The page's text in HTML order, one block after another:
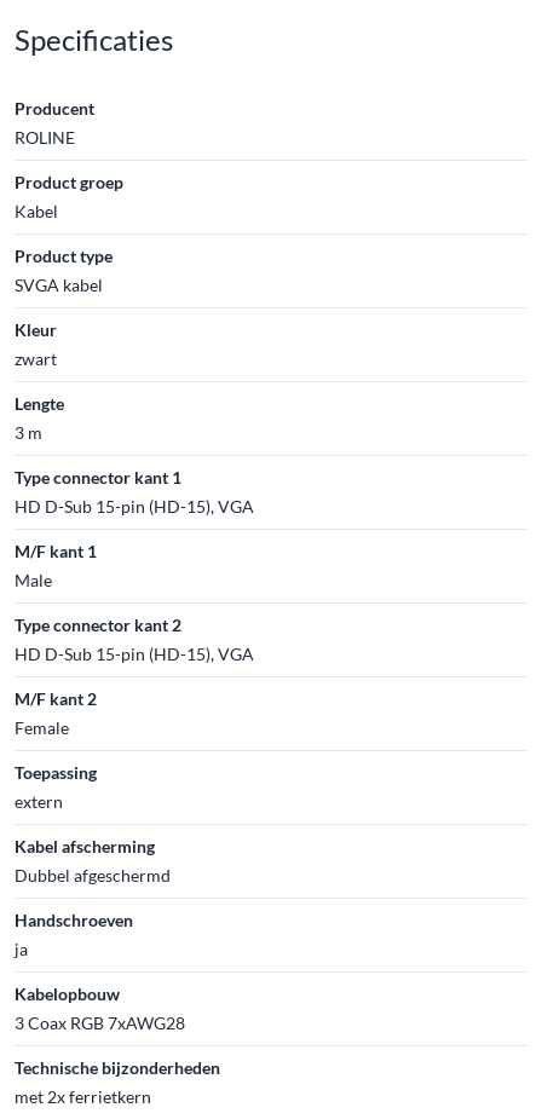
Specificaties
Producent
ROLINE
Product groep
Kabel
Product type
SVGA kabel
Kleur
zwart
Lengte
3 m
Type connector kant 1
HD D-Sub 15-pin (HD-15), VGA
M/F kant 1
Male
Type connector kant 2
HD D-Sub 15-pin (HD-15), VGA
M/F kant 2
Female
Toepassing
extern
Kabel afscherming
Dubbel afgeschermd
Handschroeven
ja
Kabelopbouw
3 Coax RGB 7xAWG28
Technische bijzonderheden
met 2x ferrietkern